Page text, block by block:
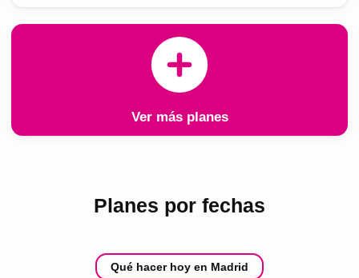
Ver más planes
Planes por fechas
Qué hacer hoy en Madrid